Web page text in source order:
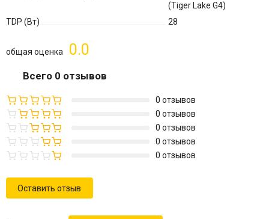
(Tiger Lake G4)
TDP (Вт)
28
0.0
общая оценка
Всего 0 отзывов
0 отзывов
0 отзывов
0 отзывов
0 отзывов
0 отзывов
Оставить отзыв